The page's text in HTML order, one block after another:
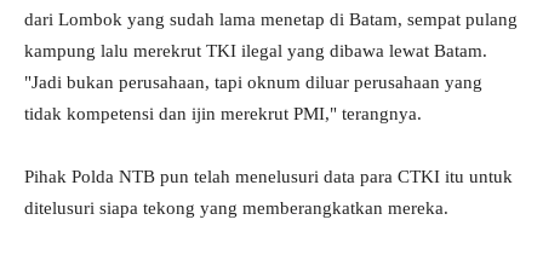
dari Lombok yang sudah lama menetap di Batam, sempat pulang
kampung lalu merekrut TKI ilegal yang dibawa lewat Batam.
"Jadi bukan perusahaan, tapi oknum diluar perusahaan yang
tidak kompetensi dan ijin merekrut PMI," terangnya.
Pihak Polda NTB pun telah menelusuri data para CTKI itu untuk
ditelusuri siapa tekong yang memberangkatkan mereka.